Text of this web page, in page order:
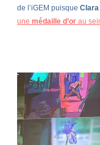
de l’iGEM puisque Clara
une médaille d’or au